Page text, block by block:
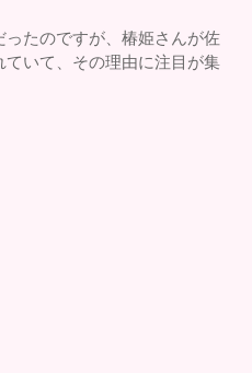
たのですが、椿姫さんが佐
いて、その理由に注目が集